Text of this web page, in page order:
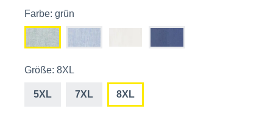
Farbe: grün
Größe: 8XL
5XL 7XL 8XL